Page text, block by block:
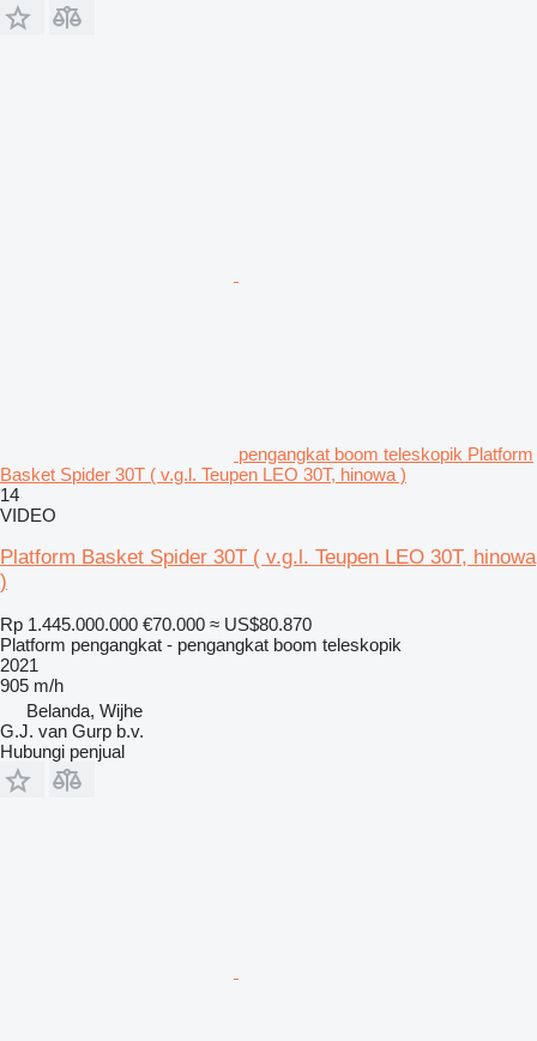
pengangkat boom teleskopik Platform
Basket Spider 30T ( v.g.l. Teupen LEO 30T, hinowa )
14
VIDEO
Platform Basket Spider 30T ( v.g.l. Teupen LEO 30T, hinowa
)
Rp 1.445.000.000 €70.000 ≈ US$80.870
Platform pengangkat - pengangkat boom teleskopik
2021
905 m/h
Belanda, Wijhe
G.J. van Gurp b.v.
Hubungi penjual